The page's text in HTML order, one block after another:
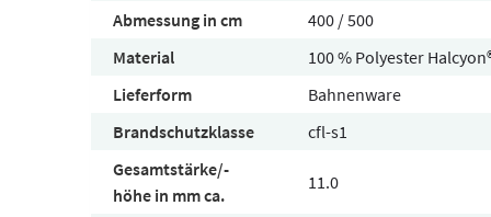
Abmessung in cm
400 / 500
Material
100 % Polyester
Lieferform
Bahnenware
Brandschutzklasse
cfl-s1
Gesamtstärke/-
höhe in mm ca.
11.0